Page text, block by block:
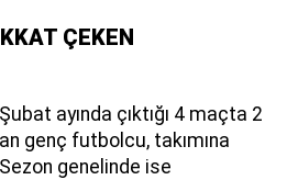
ÇEKEN
ayında çıktığı 4 maçta 2
genç futbolcu, takımına
genelinde ise